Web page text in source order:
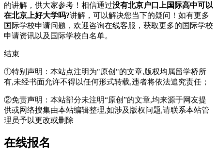
的讲解，供大家参考！相信通过没有北京户口上国际高中可以
在北京上好大学吗?讲解，可以解决您当下的疑问！如有更多
国际学校申请问题，欢迎咨询在线客服 ，获取更多的国际学校
申请资讯以及国际学校白名单。
结束
①特别声明：本站点注明为"原创"的文章,版权均属留学桥所
有,未经书面允许不得以任何形式转载,违者将依法追究责任；
②免责声明：本站部分未注明“原创”的文章,均来源于网友提
供或网络搜集由本站编辑整理,如涉及版权问题,请联系本站管
理员予以更改或删除
在线报名